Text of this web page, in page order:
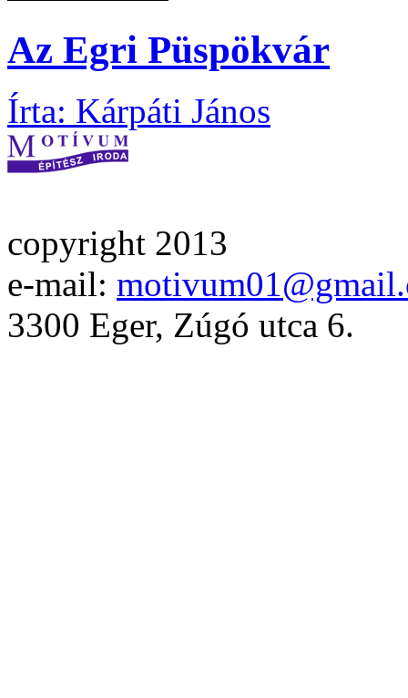
Az Egri Püspökvár
Írta: Kárpáti János
copyright 2013
e-mail:
3300 Eger, Zúgó utca 6.